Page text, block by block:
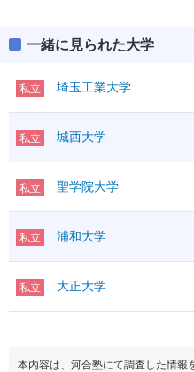
一緒に見られた大学
私立 埼玉工業大学
私立 城西大学
私立 聖学院大学
私立 浦和大学
私立 大正大学
本内容は、河合塾にて調査した情報